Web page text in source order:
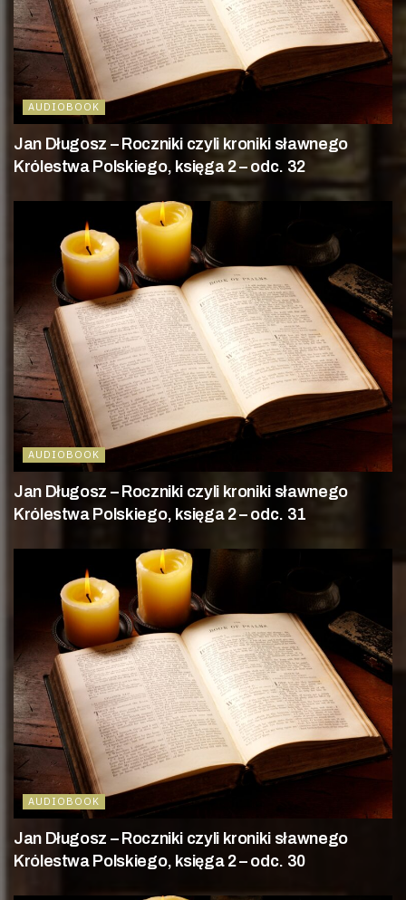
AUDIOBOOK
Jan Długosz – Roczniki czyli kroniki sławnego
Królestwa Polskiego, księga 2 – odc. 32
AUDIOBOOK
Jan Długosz – Roczniki czyli kroniki sławnego
Królestwa Polskiego, księga 2 – odc. 31
AUDIOBOOK
Jan Długosz – Roczniki czyli kroniki sławnego
Królestwa Polskiego, księga 2 – odc. 30